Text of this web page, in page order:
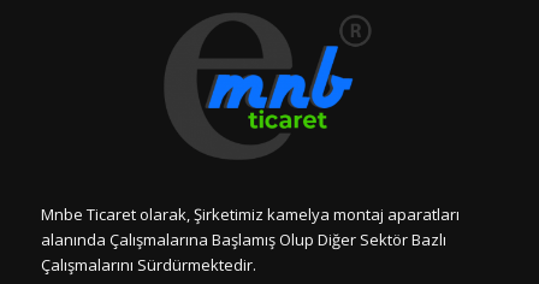
Mnbe Ticaret olarak, Şirketimiz kamelya montaj aparatları
alanında Çalışmalarına Başlamış Olup Diğer Sektör Bazlı
Çalışmalarını Sürdürmektedir.